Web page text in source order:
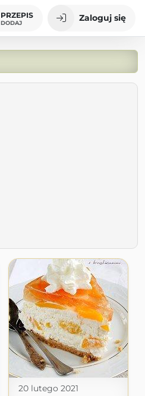
PRZEPIS
DODAJ Zaloguj się
20 lutego 2021